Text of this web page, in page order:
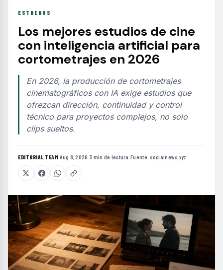
ESTRENOS
Los mejores estudios de cine
con inteligencia artificial para
cortometrajes en 2026
En 2026, la producción de cortometrajes
cinematográficos con IA exige estudios que
ofrezcan dirección, continuidad y control
técnico para proyectos complejos, no solo
clips sueltos.
EDITORIAL TEAM·Aug 8, 2026 ·3 min de lectura ·Fuente: socialnews.xyz